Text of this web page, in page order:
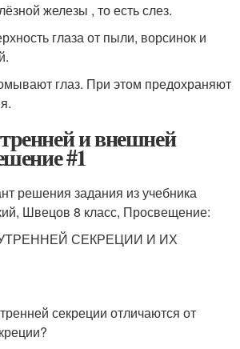
железы , то есть слез.
глаза от пыли, ворсинок и
глаз. При этом предохраняют
и внешней
#1
решения задания из учебника
Швецов 8 класс, Просвещение:
СЕКРЕЦИИ И ИХ
секреции отличаются от